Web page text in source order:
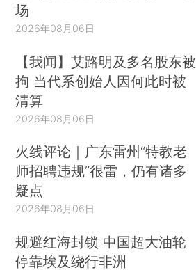
场
2026年08月06日
【我闻】艾路明及多名股东被
拘 当代系创始人因何此时被
清算
2026年08月06日
火线评论｜广东雷州“特教老
师招聘违规”很雷，仍有诸多
疑点
2026年08月06日
规避红海封锁 中国超大油轮
停靠埃及绕行非洲